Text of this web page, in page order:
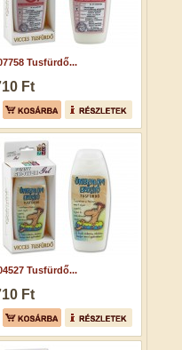
Tusfürdő...
Ft
Tusfürdő...
Ft